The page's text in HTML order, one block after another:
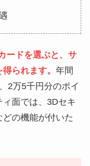
ードを選ぶと、サ
られます。 年間
2万5千円分のポイ
面では、3Dセキ
の機能が付いた